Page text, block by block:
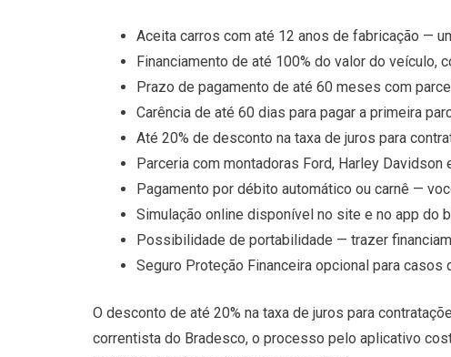
Aceita carros com até 12 anos de fabricação —
Financiamento de até 100% do valor do veículo,
Prazo de pagamento de até 60 meses com
Carência de até 60 dias para pagar a primeira
Até 20% de desconto na taxa de juros para
Parceria com montadoras Ford, Harley
Pagamento por débito automático ou carnê —
Simulação online disponível no site e no app do
Possibilidade de portabilidade — trazer
Seguro Proteção Financeira opcional para
O desconto de até 20% na taxa de juros para
correntista do Bradesco, o processo pelo aplicativo